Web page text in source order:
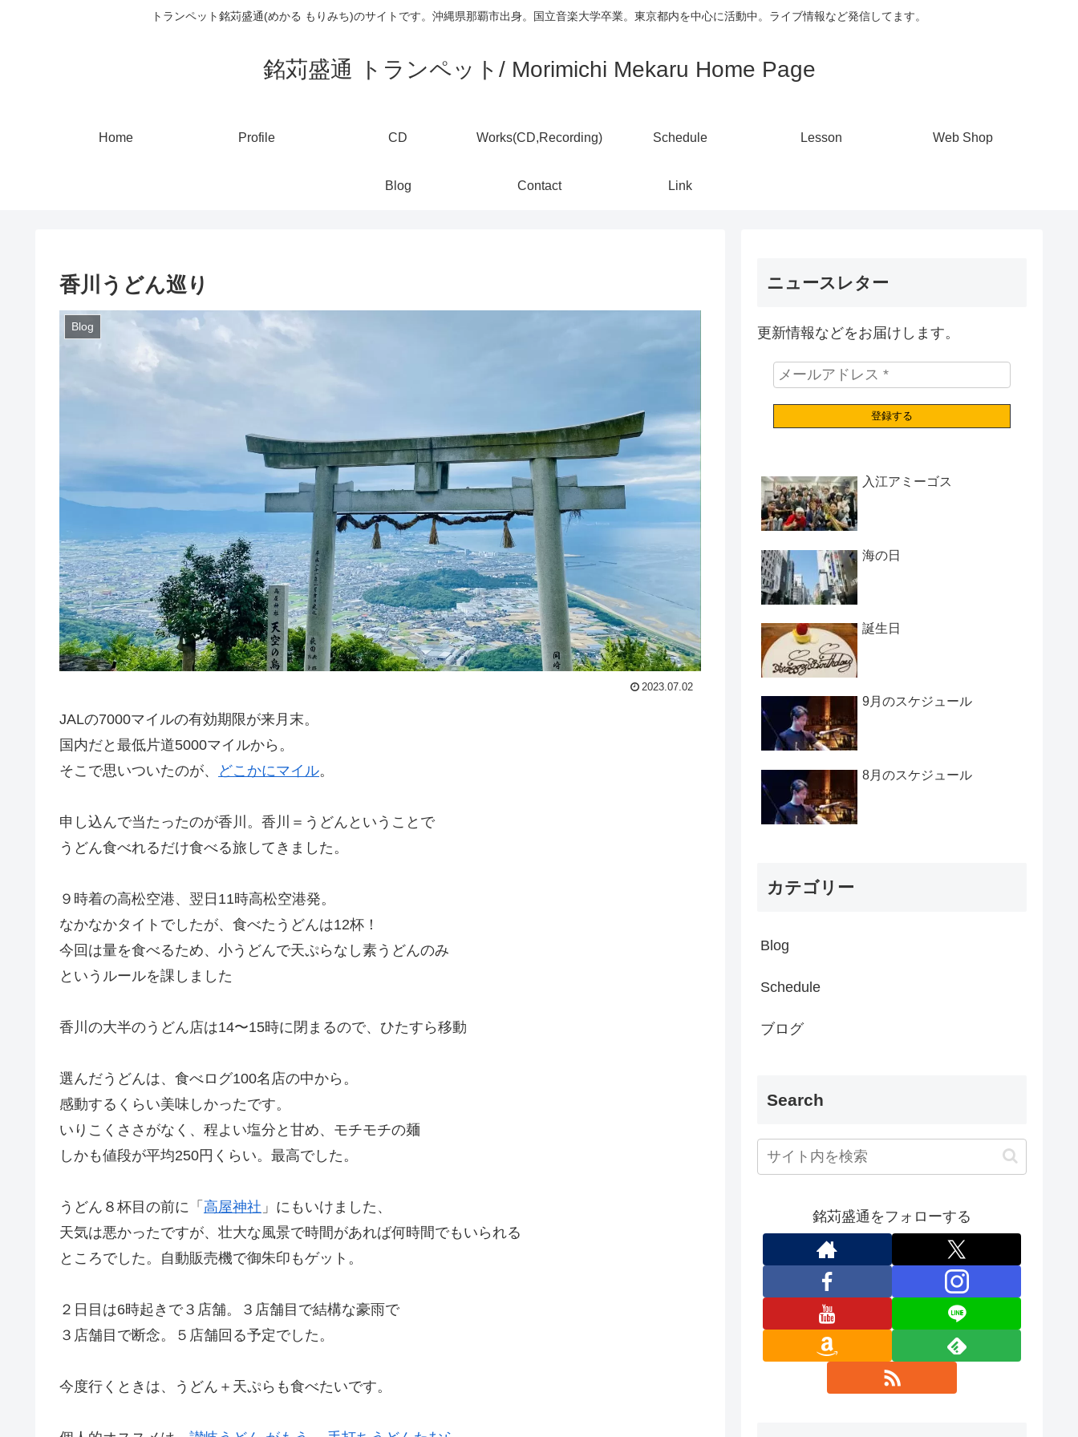
トランペット銘苅盛通(めかる もりみち)のサイトです。沖縄県那覇市出身。国立音楽大学卒業。東京都内を中心に活動中。ライブ情報など発信してます。
銘苅盛通 トランペット/ Morimichi Mekaru Home Page
Home Profile CD Works(CD,Recording) Schedule Lesson Web Shop
Blog Contact Link
香川うどん巡り
Blog
2023.07.02
JALの7000マイルの有効期限が来月末。
国内だと最低片道5000マイルから。
そこで思いついたのが、
どこかにマイル。
申し込んで当たったのが香川。香川＝うどんということで
うどん食べれるだけ食べる旅してきました。
９時着の高松空港、翌日11時高松空港発。
なかなかタイトでしたが、食べたうどんは12杯！
今回は量を食べるため、小うどんで天ぷらなし素うどんのみ
というルールを課しました
香川の大半のうどん店は14〜15時に閉まるので、ひたすら移動
選んだうどんは、食べログ100名店の中から。
感動するくらい美味しかったです。
いりこくささがなく、程よい塩分と甘め、モチモチの麺
しかも値段が平均250円くらい。最高でした。
うどん８杯目の前に「 高屋神社 」にもいけました、
天気は悪かったですが、壮大な風景で時間があれば何時間でもいられる
ところでした。自動販売機で御朱印もゲット。
２日目は6時起きで３店舗。３店舗目で結構な豪雨で
３店舗目で断念。５店舗回る予定でした。
今度行くときは、うどん＋天ぷらも食べたいです。
ニュースレター
更新情報などをお届けします。
入江アミーゴス
海の日
誕生日
9月のスケジュール
8月のスケジュール
カテゴリー
Blog
Schedule
ブログ
Search
銘苅盛通をフォローする